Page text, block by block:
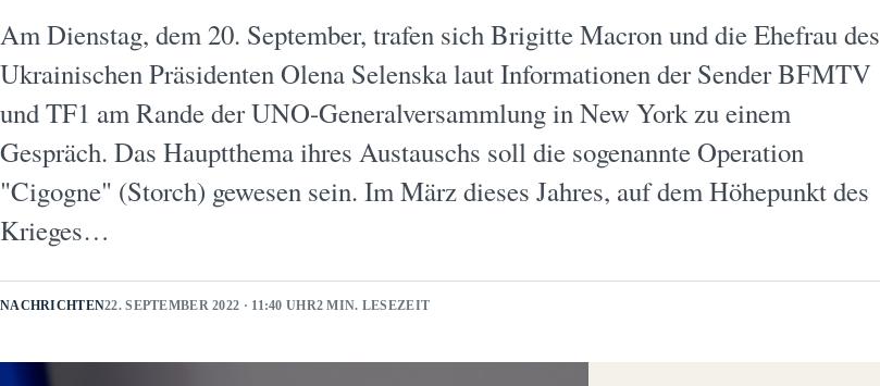
Am Dienstag, dem 20. September, trafen sich Brigitte Macron und die Ehefrau des
Ukrainischen Präsidenten Olena Selenska laut Informationen der Sender BFMTV
und TF1 am Rande der UNO-Generalversammlung in New York zu einem
Gespräch. Das Hauptthema ihres Austauschs soll die sogenannte Operation
"Cigogne" (Storch) gewesen sein. Im März dieses Jahres, auf dem Höhepunkt des
Krieges…
NACHRICHTEN22. SEPTEMBER 2022 · 11:40 UHR2 MIN. LESEZEIT